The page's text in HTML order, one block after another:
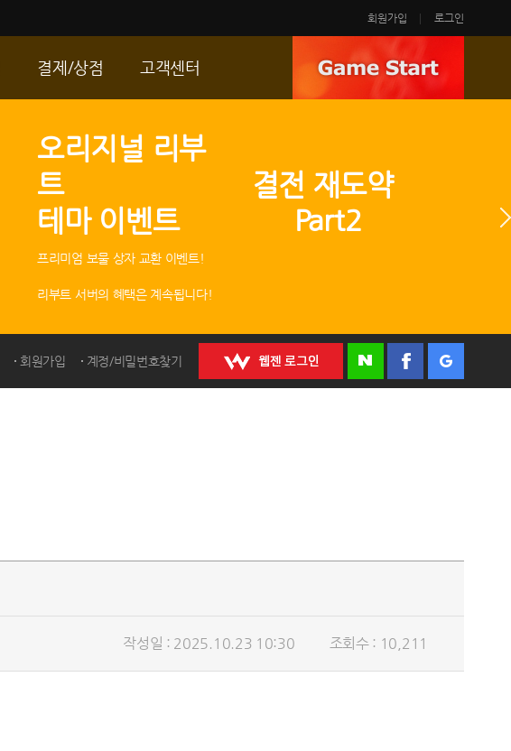
회원가입 로그인
오리지널 리부
트 결전 재도약
테마 이벤트 Part2
프리미엄 보물 상자 교환 이벤트!
리부트 서버의 혜택은 계속됩니다!
회원가입 계정/비밀번호찾기
결제/상점
마이 Wshop
내 캐시
고객센터
문의/신고
운영정책
작성일 : 2025.10.23 10:30 조회수 : 10,211